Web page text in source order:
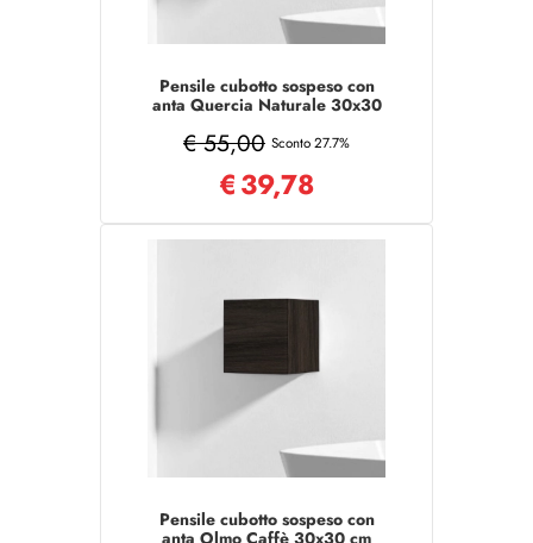
Pensile cubotto sospeso con
anta Quercia Naturale 30x30
€ 55,00 Sconto 27.7%
€39,78
Pensile cubotto sospeso con
anta Olmo Caffè 30x30 cm